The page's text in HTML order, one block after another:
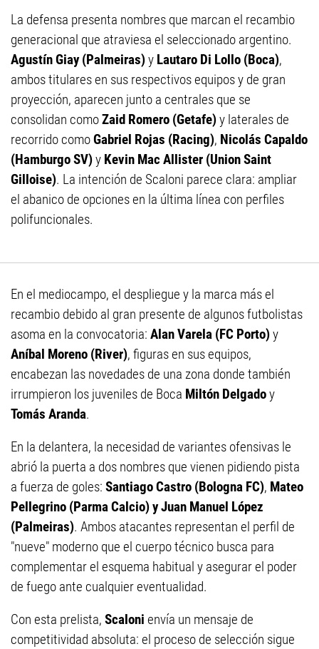
La defensa presenta nombres que marcan el recambio
generacional que atraviesa el seleccionado argentino.
Agustín Giay (Palmeiras)y Lautaro Di Lollo (Boca),
ambos titulares en sus respectivos equipos y de gran
proyección, aparecen junto a centrales que se
consolidan comoZaid Romero (Getafe)y laterales de
recorrido comoGabriel Rojas (Racing), Nicolás Capaldo
(Hamburgo SV)y Kevin Mac Allister (Union Saint
Gilloise). La intención de Scaloni parece clara: ampliar
el abanico de opciones en la última línea con perfiles
polifuncionales.
En el mediocampo, el despliegue y la marca más el
recambio debido al gran presente de algunos futbolistas
asoma en la convocatoria: Alan Varela (FC Porto)y
Aníbal Moreno (River), figuras en sus equipos,
encabezan las novedades de una zona donde también
irrumpieron los juveniles de Boca Miltón Delgadoy
Tomás Aranda.
En la delantera, la necesidad de variantes ofensivas le
abrió la puerta a dos nombres que vienen pidiendo pista
a fuerza de goles: Santiago Castro (Bologna FC), Mateo
Pellegrino (Parma Calcio) y Juan Manuel López
(Palmeiras). Ambos atacantes representan el perfil de
"nueve" moderno que el cuerpo técnico busca para
complementar el esquema habitual y asegurar el poder
de fuego ante cualquier eventualidad.
Con esta prelista, Scaloni envía un mensaje de
competitividad absoluta: el proceso de selección sigue